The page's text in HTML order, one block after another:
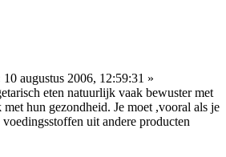
10 augustus 2006, 12:59:31 »
eten natuurlijk vaak bewuster met
hun gezondheid. Je moet ,vooral als je
uit andere producten